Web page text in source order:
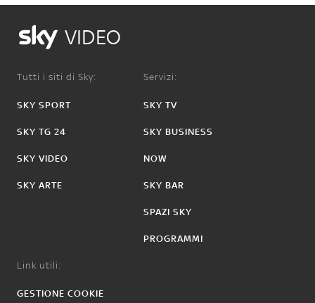
VIDEO
Tutti i siti di Sky:
SKY SPORT
SKY TG 24
SKY VIDEO
SKY ARTE
Servizi:
SKY TV
SKY BUSINESS
NOW
SKY BAR
SPAZI SKY
PROGRAMMI
Link utili:
GESTIONE COOKIE